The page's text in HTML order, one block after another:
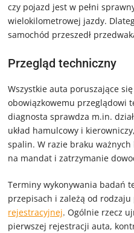
czy pojazd jest w pełni
wielokilometrowej jazdy.
samochód przeszedł
Przegląd techniczny
Wszystkie auta poruszające
obowiązkowemu przeglądowi
diagnosta sprawdza m.in.
układ hamulcowy i
spalin. W razie braku
na mandat i zatrzymanie
Terminy wykonywania badań
przepisach i zależą od
rejestracyjnej. Ogólnie rzecz
pierwszej rejestracji auta,